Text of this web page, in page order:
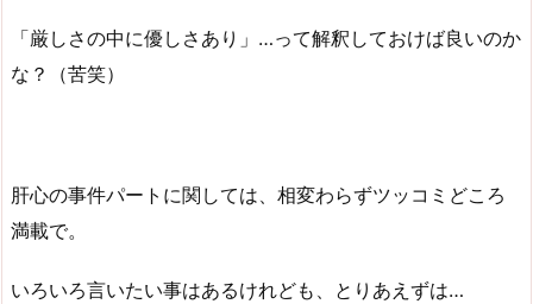
「厳しさの中に優しさあり」…って解釈しておけば良いのか
な？（苦笑）
肝心の事件パートに関しては、相変わらずツッコミどころ
満載で。
いろいろ言いたい事はあるけれども、とりあえずは…